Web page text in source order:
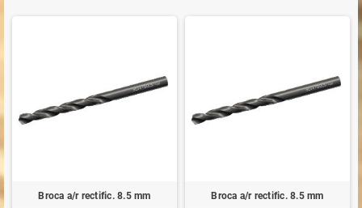
Broca a/r rectific. 8.5 mm Broca a/r rectific. 8.5 mm